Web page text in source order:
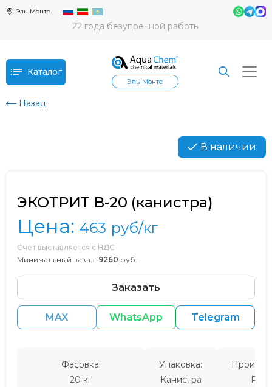
Эль-Монте
22 года безупречной работы
Каталог
Эль-Монте
Назад
В наличии
ЭКОТРИТ В-20 (канистра)
Цена: 463 руб/кг
Счет выставляется с НДС
Минимальный заказ: 9260 руб.
Заказать
MAX WhatsApp Telegram
Фасовка:
20 кг
Упаковка:
Канистра